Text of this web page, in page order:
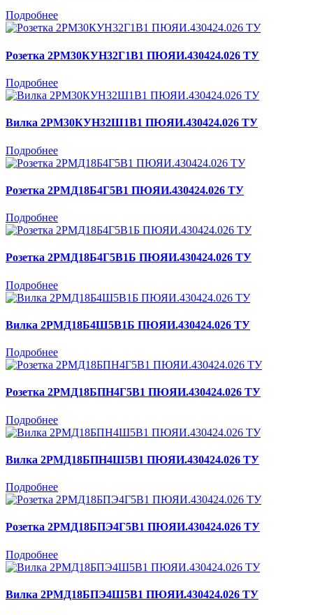
Подробнее
Розетка 2РМ30КУН32Г1В1 ПЮЯИ.430424.026 ТУ
Подробнее
Вилка 2РМ30КУН32Ш1В1 ПЮЯИ.430424.026 ТУ
Подробнее
Розетка 2РМД18Б4Г5В1 ПЮЯИ.430424.026 ТУ
Подробнее
Розетка 2РМД18Б4Г5В1Б ПЮЯИ.430424.026 ТУ
Подробнее
Вилка 2РМД18Б4Ш5В1Б ПЮЯИ.430424.026 ТУ
Подробнее
Розетка 2РМД18БПН4Г5В1 ПЮЯИ.430424.026 ТУ
Подробнее
Вилка 2РМД18БПН4Ш5В1 ПЮЯИ.430424.026 ТУ
Подробнее
Розетка 2РМД18БПЭ4Г5В1 ПЮЯИ.430424.026 ТУ
Подробнее
Вилка 2РМД18БПЭ4Ш5В1 ПЮЯИ.430424.026 ТУ